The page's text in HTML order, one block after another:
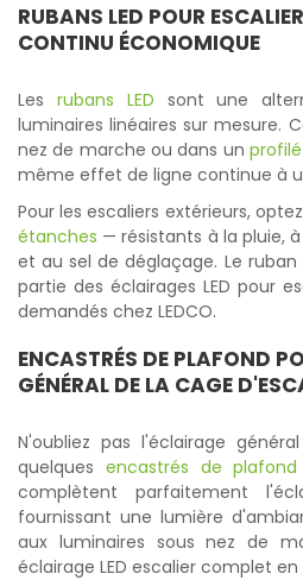
RUBANS LED POUR
CONTINU ÉCONOMIQUE
Les rubans LED sont une
luminaires linéaires sur mesure.
nez de marche ou dans un
même effet de ligne continue à
Pour les escaliers extérieurs,
étanches — résistants à la pluie,
et au sel de déglaçage. Le ruban
partie des éclairages LED pour
demandés chez LEDCO.
ENCASTRÉS DE PLAFOND
GÉNÉRAL DE LA CAGE
N'oubliez pas l'éclairage
quelques encastrés de plafond
complètent parfaitement
fournissant une lumière
aux luminaires sous nez de
éclairage LED escalier complet